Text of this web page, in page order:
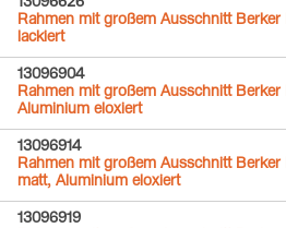
13096626
Rahmen mit großem Ausschnitt Berker
lackiert
13096904
Rahmen mit großem Ausschnitt Berker
Aluminium eloxiert
13096914
Rahmen mit großem Ausschnitt Berker
matt, Aluminium eloxiert
13096919